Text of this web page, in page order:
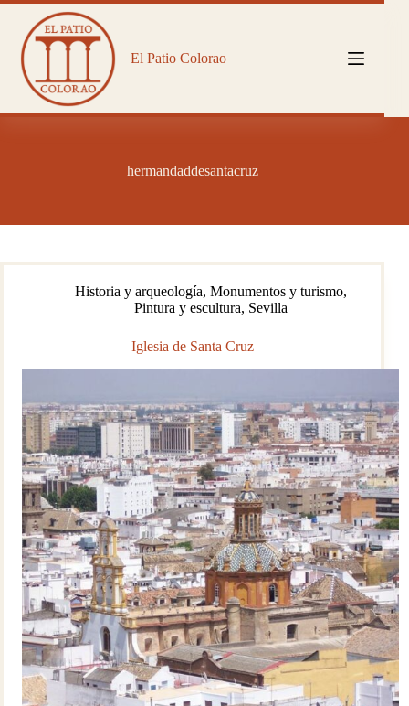
Saltar
contenido
El Patio Colorao
hermandaddesantacruz
Historia y arqueología, Monumentos y turismo,
Pintura y escultura, Sevilla
Iglesia de Santa Cruz